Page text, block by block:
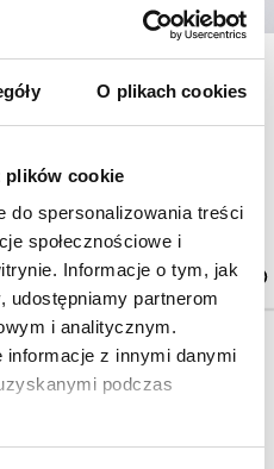
O plikach cookies
plików cookie
do spersonalizowania treści
społecznościowe i
Informacje o tym, jak
partnerom
i analitycznym.
informacje z innymi danymi
podczas
wys. ok. 32 cm;
w.